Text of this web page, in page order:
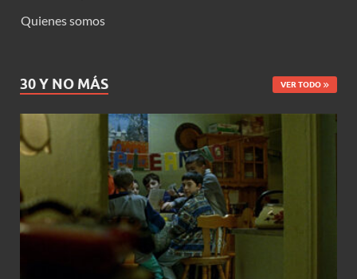
Quienes somos
30 Y NO MÁS VER TODO